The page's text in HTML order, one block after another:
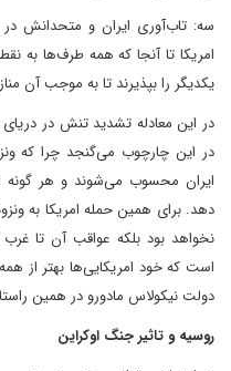
سه: تاب‌آوری ایران و متحدانش در
امریکا تا آنجا که همه طرف‌ها به
یکدیگر را بپذیرند تا به موجب آن
در این معادله تشدید تنش در دریای
در این چارچوب می‌گنجد چرا که
ایران محسوب می‌شوند و هر گونه
دهد. برای همین حمله امریکا به
نخواهد بود بلکه عواقب آن تا
است که خود امریکایی‌ها بهتر از
دولت نیکولاس مادورو در همین
روسیه و تاثیر جنگ اوکراین